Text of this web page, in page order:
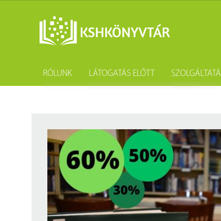
RÓLUNK
Tevékenységünk
Szakmai együttműködési megállapodások
Partnereink
Munkatársaink
LÁTOGATÁS ELŐTT
Közösségi szolgálat
Csoportos látogatás
Elérhetőség
Díjtételek
Kötészet és
Kérdezd a